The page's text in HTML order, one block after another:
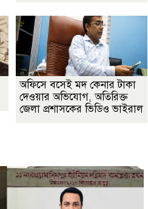
অফিসে বসেই মদ কেনার টাকা
দেওয়ার অভিযোগ, অতিরিক্ত
জেলা প্রশাসকের ভিডিও ভাইরাল